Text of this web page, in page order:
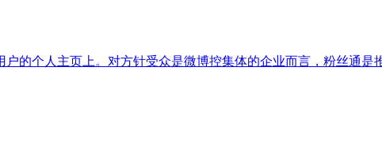
的个人主页上。对方针受众是微博控集体的企业而言，粉丝通